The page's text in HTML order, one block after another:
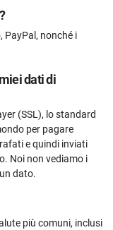
PayPal, nonché i
dati di
(SSL), lo standard
per pagare
e quindi inviati
Noi non vediamo i
dato.
più comuni, inclusi